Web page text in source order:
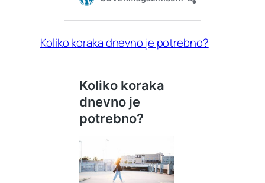
Koliko koraka dnevno je potrebno?